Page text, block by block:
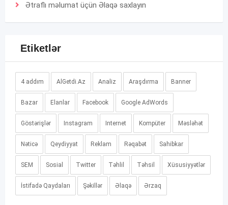
Ətraflı məlumat üçün Əlaqə saxlayın
Etiketlər
4 addım AlGetdi.Az Analiz Araşdırma Banner
Bazar Elanlar Facebook Google AdWords
Göstərişlər Instagram Internet Kompüter Məsləhət
Nəticə Qeydiyyat Reklam Rəqabət Sahibkar
SEM Sosial Twitter Təhlil Təhsil Xüsusiyyətlər
İstifadə Qaydaları Şəkillər Əlaqə Ərzaq